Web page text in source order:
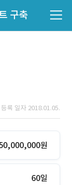
구축
등록 일자 2018.01.05.
원
60일